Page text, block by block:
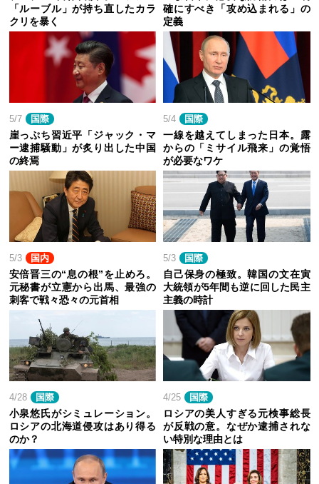
「ルーブル」が持ち直したカラ
クリを暴く
確にすべき「攻め込まれる」の
定義
5/7 国際
崖っぷち習近平「ジャック・マ
ー逮捕騒動」が炙り出した中国
の終焉
5/4 国際
一線を越えてしまった日本。露
からの「ミサイル飛来」の覚悟
が必要なワケ
5/3 国内
安倍晋三の“息の根”を止めろ。
元秘書が立憲から出馬、最強の
刺客で戦々恐々の元首相
5/3 国際
自己保身の極致。韓国の文在寅
大統領が5年間も逆に回した民主
主義の時計
4/28 国際
小泉悠氏がシミュレーション。
ロシアの北海道侵攻はあり得る
のか？
4/25 国際
ロシアの美人すぎる元検事総長
が反戦の意。なぜか逮捕されな
い特別な理由とは